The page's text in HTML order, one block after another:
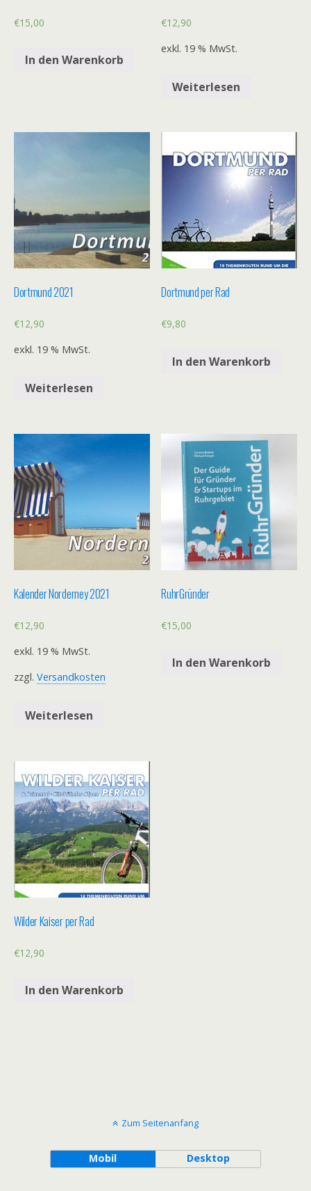
€15,00
In den Warenkorb
€12,90
exkl. 19 % MwSt.
Weiterlesen
Dortmund 2021
€12,90
exkl. 19 % MwSt.
Weiterlesen
Dortmund per Rad
€9,80
In den Warenkorb
Kalender Norderney 2021
€12,90
exkl. 19 % MwSt.
zzgl. Versandkosten
Weiterlesen
RuhrGründer
€15,00
In den Warenkorb
Wilder Kaiser per Rad
€12,90
In den Warenkorb
Zum Seitenanfang
Mobil Desktop